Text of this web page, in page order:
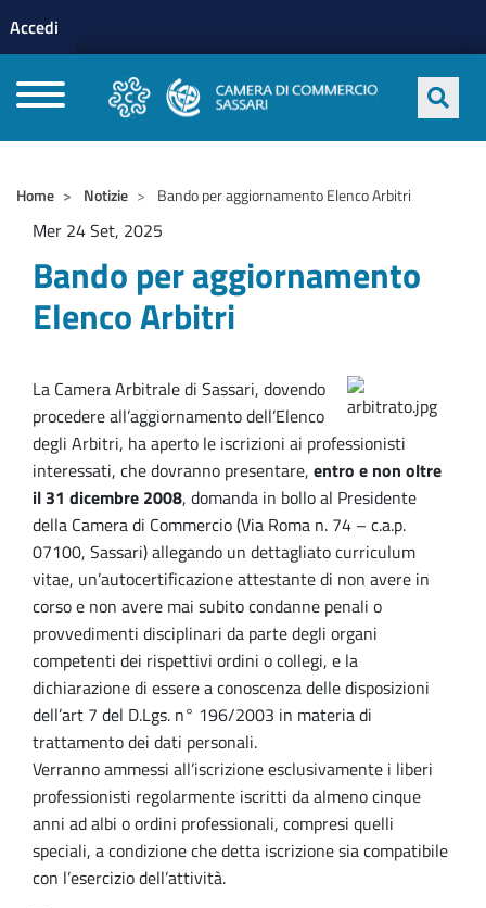
profilo utente
Accedi
Home Notizie Bando per aggiornamento Elenco Arbitri
Mer 24 Set, 2025
Bando per aggiornamento
Elenco Arbitri
La Camera Arbitrale di Sassari, dovendo
procedere all’aggiornamento dell’Elenco
degli Arbitri, ha aperto le iscrizioni ai professionisti
interessati, che dovranno presentare, entro e non oltre
il 31 dicembre 2008, domanda in bollo al Presidente
della Camera di Commercio (Via Roma n. 74 – c.a.p.
07100, Sassari) allegando un dettagliato curriculum
vitae, un’autocertificazione attestante di non avere in
corso e non avere mai subito condanne penali o
provvedimenti disciplinari da parte degli organi
competenti dei rispettivi ordini o collegi, e la
dichiarazione di essere a conoscenza delle disposizioni
dell’art 7 del D.Lgs. n° 196/2003 in materia di
trattamento dei dati personali.
Verranno ammessi all’iscrizione esclusivamente i liberi
professionisti regolarmente iscritti da almeno cinque
anni ad albi o ordini professionali, compresi quelli
speciali, a condizione che detta iscrizione sia compatibile
con l’esercizio dell’attività.